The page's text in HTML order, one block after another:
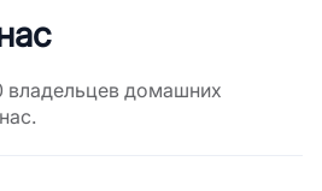
владельцев домашних